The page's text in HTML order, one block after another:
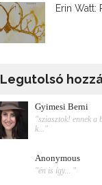
Erin Watt:
Legutolsó
Gyimesi Berni
"sziasztok! ennek a
k..."
Anonymous
"én is így... "